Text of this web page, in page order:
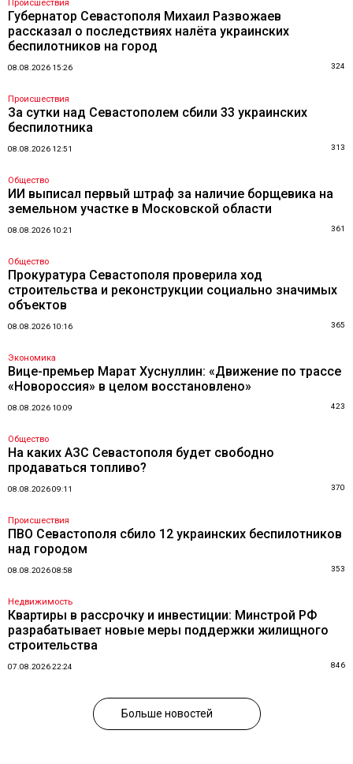
Происшествия
Губернатор Севастополя Михаил Развожаев
рассказал о последствиях налёта украинских
беспилотников на город
08.08.2026 15:26 324
Происшествия
За сутки над Севастополем сбили 33 украинских
беспилотника
08.08.2026 12:51 313
Общество
ИИ выписал первый штраф за наличие борщевика на
земельном участке в Московской области
08.08.2026 10:21 361
Общество
Прокуратура Севастополя проверила ход
строительства и реконструкции социально значимых
объектов
08.08.2026 10:16 365
Экономика
Вице-премьер Марат Хуснуллин: «Движение по трассе
«Новороссия» в целом восстановлено»
08.08.2026 10:09 423
Общество
На каких АЗС Севастополя будет свободно
продаваться топливо?
08.08.2026 09:11 370
Происшествия
ПВО Севастополя сбило 12 украинских беспилотников
над городом
08.08.2026 08:58 353
Недвижимость
Квартиры в рассрочку и инвестиции: Минстрой РФ
разрабатывает новые меры поддержки жилищного
строительства
07.08.2026 22:24 846
Больше новостей